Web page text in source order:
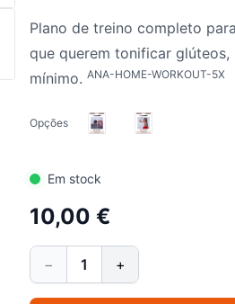
Plano de treino completo
que querem tonificar
mínimo. ANA-HOME-WORKOUT-5X
Opções
Em stock
10,00 €
− 1 +